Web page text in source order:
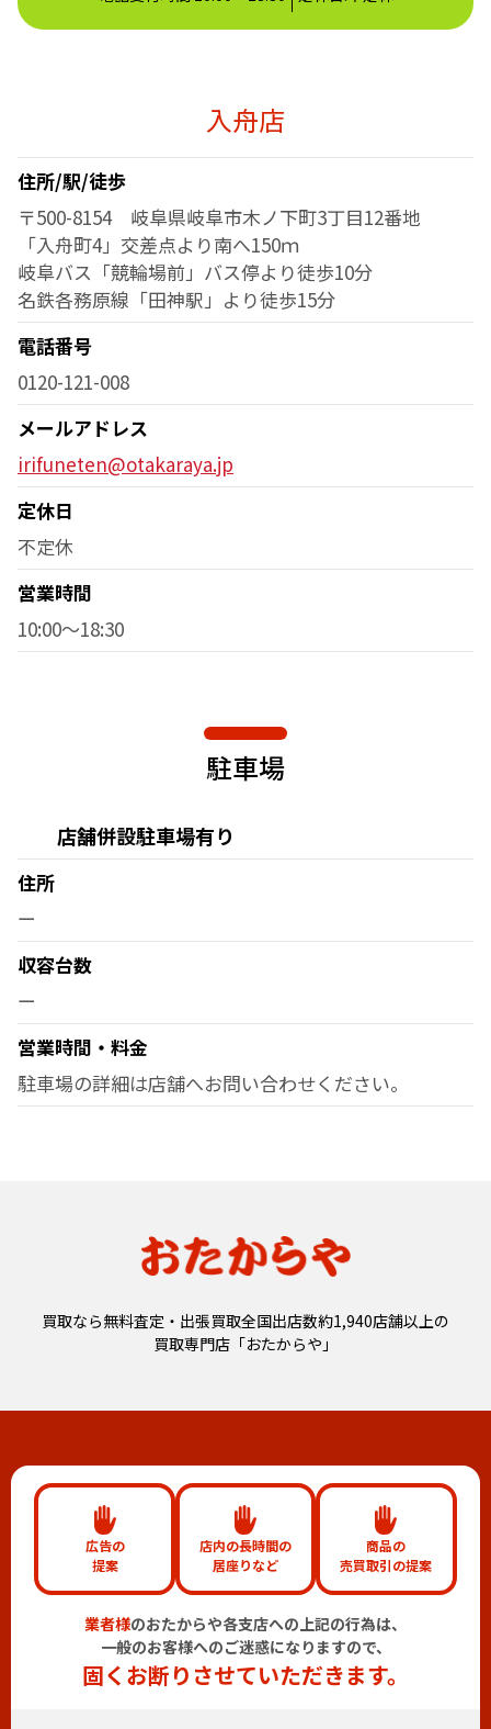
入舟店
住所/駅/徒歩
〒500-8154 岐阜県岐阜市木ノ下町3丁目12番地
「入舟町4」交差点より南へ150ｍ
岐阜バス「競輪場前」バス停より徒歩10分
名鉄各務原線「田神駅」より徒歩15分
電話番号
0120-121-008
メールアドレス
irifuneten@otakaraya.jp
定休日
不定休
営業時間
10:00～18:30
駐車場
店舗併設駐車場有り
住所
ー
収容台数
ー
営業時間・料金
駐車場の詳細は店舗へお問い合わせください。
買取なら無料査定・出張買取全国出店数約1,940店舗以上の
買取専門店「おたからや」
広告の
提案
店内の長時間の
居座りなど
商品の
売買取引の提案
業者様のおたからや各支店への上記の行為は、
一般のお客様へのご迷惑になりますので、
固くお断りさせていただきます。